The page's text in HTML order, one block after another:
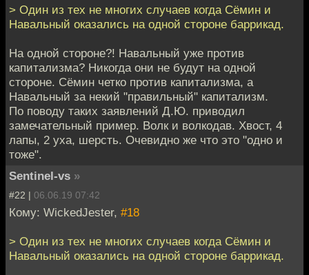
> Один из тех не многих случаев когда Сёмин и
Навальный оказались на одной стороне баррикад.
На одной стороне?! Навальный уже против
капитализма? Никогда они не будут на одной
стороне. Сёмин четко против капитализма, а
Навальный за некий "правильный" капитализм.
По поводу таких заявлений Д.Ю. приводил
замечательный пример. Волк и волкодав. Хвост, 4
лапы, 2 уха, шерсть. Очевидно же что это "одно и
тоже".
Sentinel-vs »
#22 | 06.06.19 07:42
Кому: WickedJester, #18
> Один из тех не многих случаев когда Сёмин и
Навальный оказались на одной стороне баррикад.